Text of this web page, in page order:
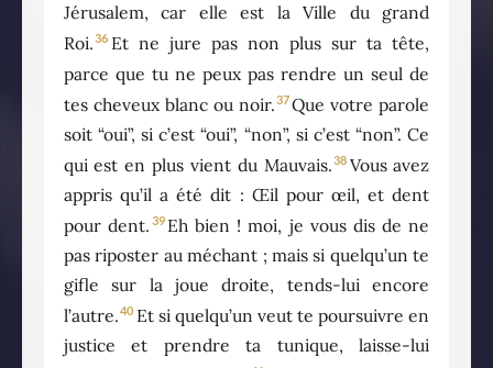
Jérusalem, car elle est la Ville du grand
Roi.36 Et ne jure pas non plus sur ta tête,
parce que tu ne peux pas rendre un seul de
tes cheveux blanc ou noir. 37Que votre parole
soit “oui”, si c’est “oui”, “non”, si c’est “non”. Ce
qui est en plus vient du Mauvais.38 Vous avez
appris qu’il a été dit : Œil pour œil, et dent
pour dent. 39 Eh bien ! moi, je vous dis de ne
pas riposter au méchant ; mais si quelqu’un te
gifle sur la joue droite, tends-lui encore
l’autre.40 Et si quelqu’un veut te poursuivre en
justice et prendre ta tunique, laisse-lui